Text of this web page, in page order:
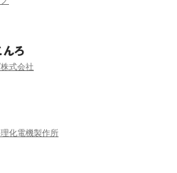
んろ
式会社
化電機製作所